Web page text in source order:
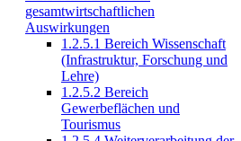
gesamtwirtschaftlichen
Auswirkungen
1.2.5.1 Bereich Wissenschaft
(Infrastruktur, Forschung und
Lehre)
1.2.5.2 Bereich
Gewerbeflächen und
Tourismus